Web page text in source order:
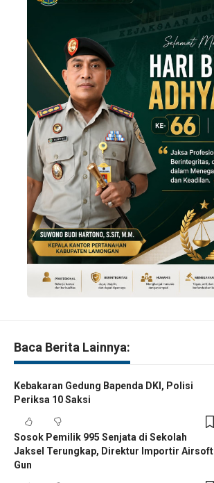
Baca Berita Lainnya:
Kebakaran Gedung Bapenda DKI, Polisi
Periksa 10 Saksi
Sosok Pemilik 995 Senjata di Sekolah
Jaksel Terungkap, Direktur Importir Airsoft
Gun